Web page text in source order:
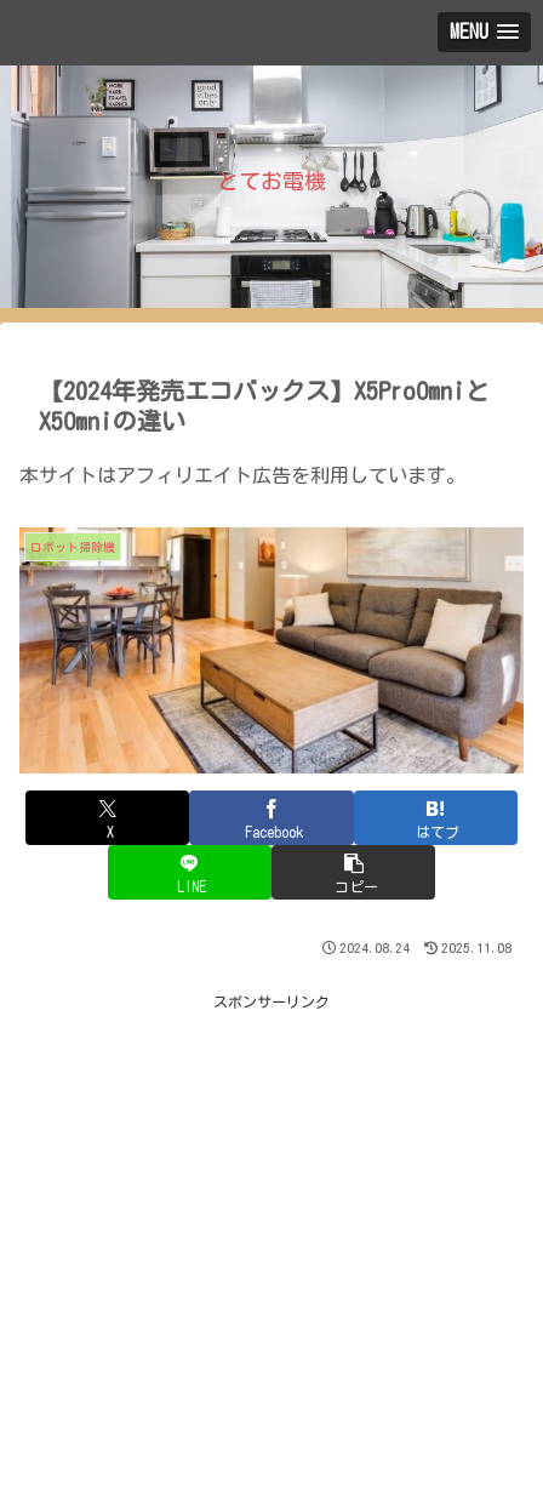
MENU
とてお電機
【2024年発売エコバックス】X5ProOmniと
X5Omniの違い
本サイトはアフィリエイト広告を利用しています。
ロボット掃除機
X Facebook はてブ
LINE コピー
2024.08.24 2025.11.08
スポンサーリンク